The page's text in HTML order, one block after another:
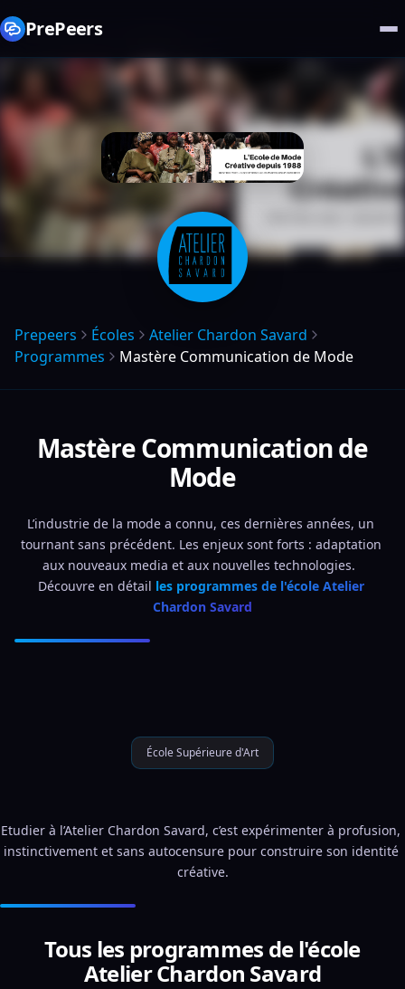
PrePeers
Prepeers Écoles
Atelier Chardon Savard
Programmes
Mastère Communication de Mode
Mastère Communication de
Mode
L’industrie de la mode a connu, ces dernières années, un
tournant sans précédent. Les enjeux sont forts : adaptation
aux nouveaux media et aux nouvelles technologies.
Découvre en détail les programmes de l'école Atelier
Chardon Savard
École Supérieure d'Art
Etudier à l’Atelier Chardon Savard, c’est expérimenter à profusion,
instinctivement et sans autocensure pour construire son identité
créative.
Tous les programmes de l'école
Atelier Chardon Savard